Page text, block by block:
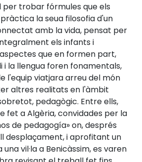
per trobar fórmules que els
la seua filosofia d'un
amb la vida, pensat per
els infants i
que en formen part,
i la llengua foren fonamentals,
l'equip viatjara arreu del món
altres realitats en l'àmbit
pedagògic. Entre ells,
fet a Algèria, convidades per la
de pedagogía» on, després
desplaçament, i aprofitant un
vil·la a Benicàssim, es varen